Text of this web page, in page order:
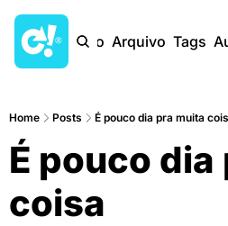
Início Arquivo Tags
Home Posts É pouco dia pra muita
É pouco
coisa